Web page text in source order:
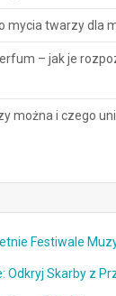
mycia twarzy dla
– jak je
można i czego
Festiwale
Odkryj Skarby z